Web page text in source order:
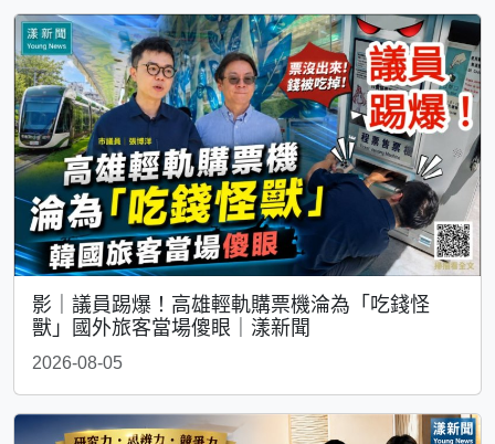
影｜議員踢爆！高雄輕軌購票機淪為「吃錢怪
獸」國外旅客當場傻眼｜漾新聞
2026-08-05